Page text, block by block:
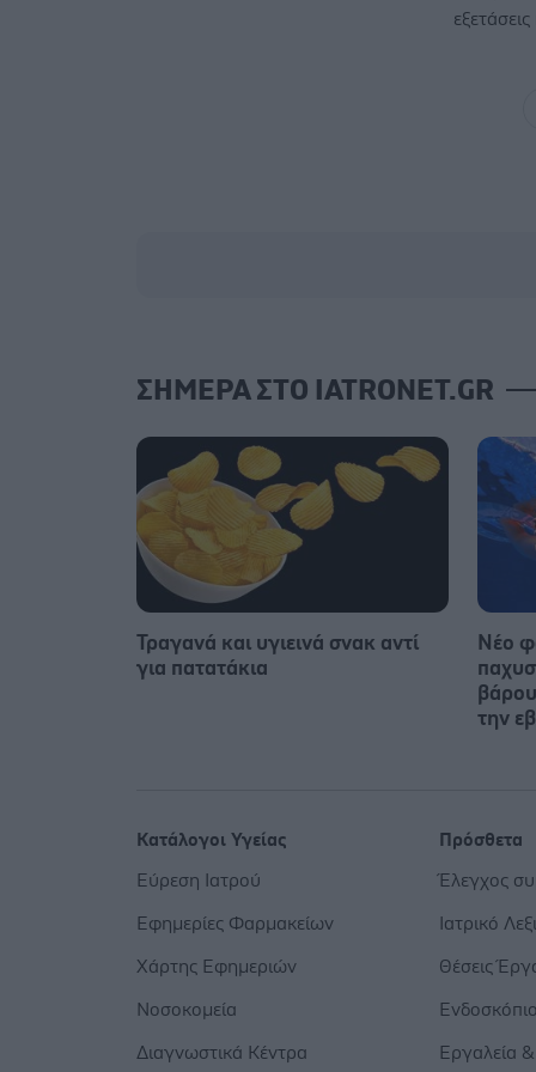
ΣΗΜΕΡΑ ΣΤΟ IATRONET.GR
Τραγανά και υγιεινά σνακ αντί
για πατατάκια
Νέο
την
Κατάλογοι Υγείας
Εύρεση Ιατρού
Εφημερίες Φαρμακείων
Χάρτης Εφημεριών
Νοσοκομεία
Διαγνωστικά Κέντρα
Πρόσθετα
Έλεγχος
Ιατρικό
Θέσεις
Ενδοσκόπιο
Εργαλεία